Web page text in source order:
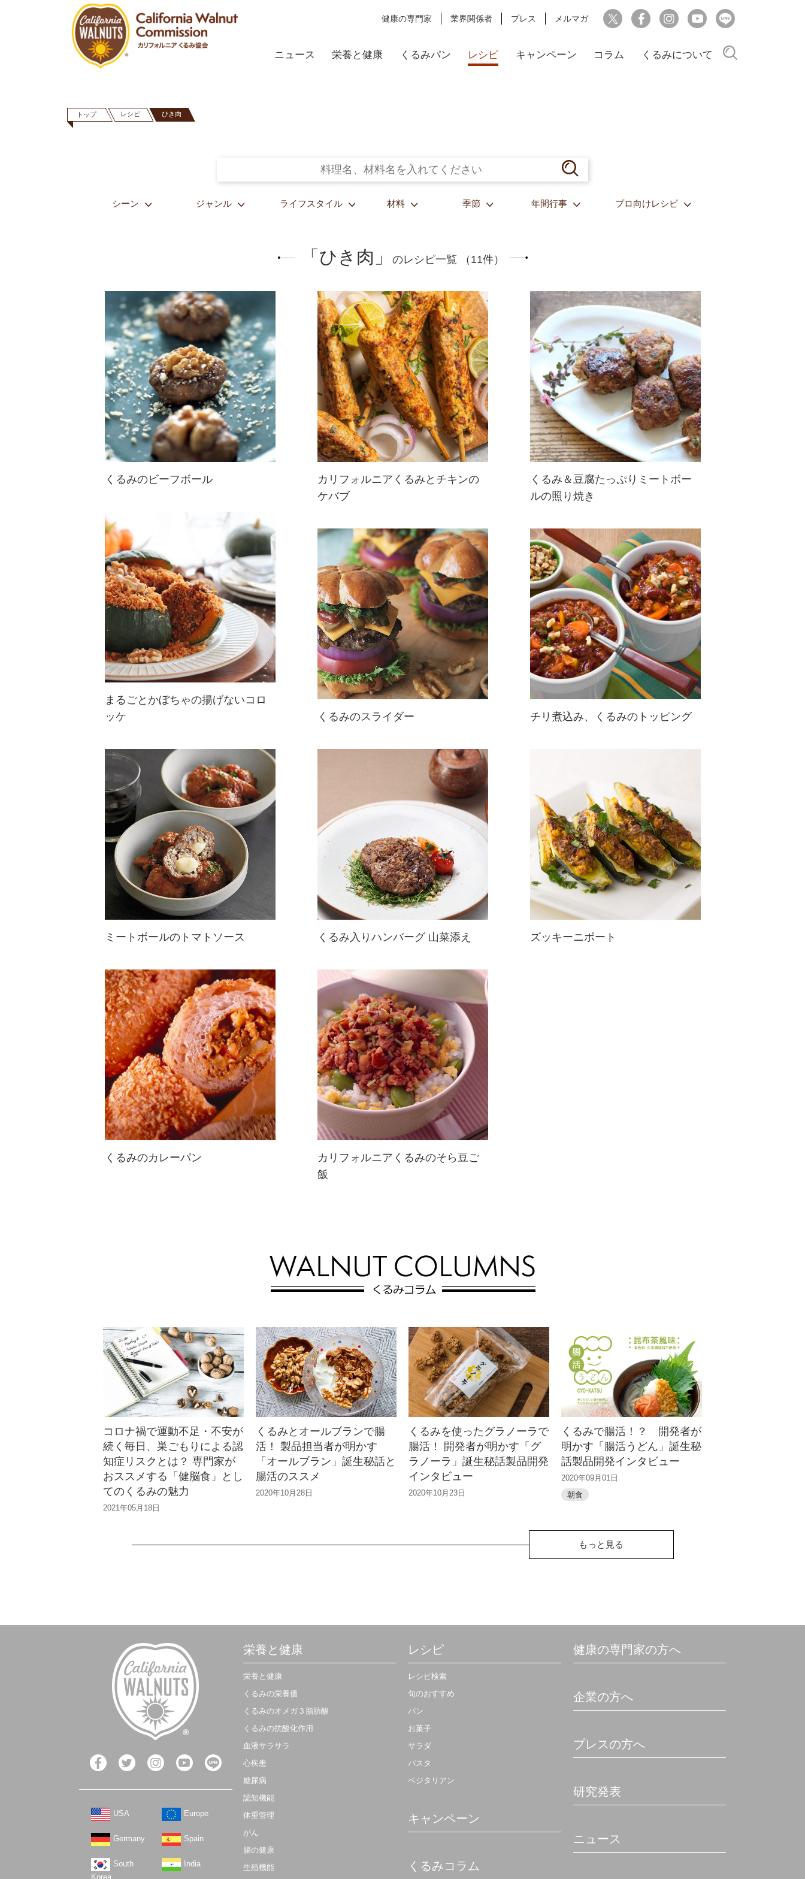
健康の専門家 業界関係者 プレス メルマガ
ニュース 栄養と健康 くるみパン レシピ キャンペーン コラム くるみについて
トップ レシピ ひき肉
シーン ジャンル ライフスタイル 材料 季節 年間行事 プロ向けレシピ
「ひき肉」 のレシピ一覧 （11件）
くるみを使った韓国のレシピです。
甘じょっぱい牛肉とくるみのカリカ
リ感がたまらない！
くるみのビーフボール
コリアンダーやターメリックなどの
スパイスが入っているので、食欲が
落ちやすい夏でも食欲アップを期待
できます。刻んだくるみをプラスし
て...
カリフォルニアくるみとチキンの
ケバブ
お弁当におすすめ！歯ごたえのある
くるみ入りの一口ミートボールを串
にさしお団子風にして召し上がれ☆
くるみ＆豆腐たっぷりミートボー
ルの照り焼き
かぼちゃのポテンシャルを堪能して
☆かぼちゃとくるみの相性の良さを
実感できる一品。ハロウィンの食卓
にはぜひ♪
まるごとかぼちゃの揚げないコロ
ッケ
お花形のくるみパンが、アメリカ発
のミニチュアバーガー「スライダ
ー」！に！ジューシーなくるみ入り
牛肉パテに野菜もたっぷり☆
くるみのスライダー
べやすい仕上がりに！脂身の少ない
鶏挽肉を使うのがポイント
チリ煮込み、くるみのトッピング
木の葉の香り漂う松の実入りのスペ
イン風ミートボールのアレンジ♪砕
いたくるみを加え赤ワインとトマト
で煮込みチーズを入れて！
ミートボールのトマトソース
いつものハンバーグに小技をプラ
ス！食用菊で食物繊維やビタミンを
補い、くるみで不飽和脂肪酸とミネ
ラルを補いましょう♪
くるみ入りハンバーグ 山菜添え ズッキーニボート
くるみのカレーパン
カリフォルニアくるみのそら豆ご
飯
コロナ禍で運動不足・不安が
続く毎日、巣ごもりによる認
知症リスクとは？ 専門家が
おススメする「健脳食」とし
てのくるみの魅力
2021年05月18日
くるみとオールブランで腸
活！ 製品担当者が明かす
「オールブラン」誕生秘話と
腸活のススメ
2020年10月28日
くるみを使ったグラノーラで
腸活！ 開発者が明かす「グ
ラノーラ」誕生秘話製品開発
インタビュー
2020年10月23日
くるみで腸活！？ 開発者が
明かす「腸活うどん」誕生秘
話製品開発インタビュー
2020年09月01日
朝食
もっと見る
USA Europe
Germany Spain
South
Korea
India
栄養と健康
栄養と健康
くるみの栄養価
くるみのオメガ３脂肪酸
くるみの抗酸化作用
血液サラサラ
心疾患
糖尿病
認知機能
体重管理
がん
腸の健康
生殖機能
レシピ
レシピ検索
旬のおすすめ
パン
お菓子
サラダ
パスタ
ベジタリアン
キャンペーン
くるみコラム
健康の専門家の方へ
企業の方へ
プレスの方へ
研究発表
ニュース